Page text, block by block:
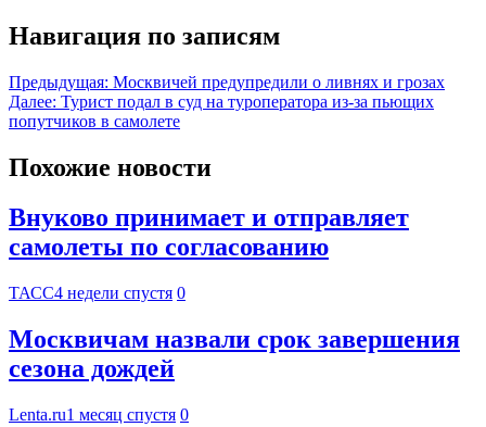
Навигация по записям
Предыдущая: Москвичей предупредили о ливнях и грозах
Далее: Турист подал в суд на туроператора из-за пьющих
попутчиков в самолете
Похожие новости
Внуково принимает и отправляет
самолеты по согласованию
ТАСС4 недели спустя 0
Москвичам назвали срок завершения
сезона дождей
Lenta.ru1 месяц спустя 0